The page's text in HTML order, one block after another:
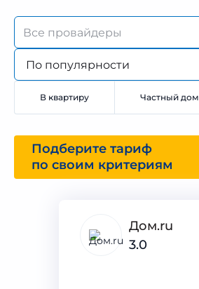
По популярности
В квартиру Частный дом
Подберите тариф
по своим критериям
Дом.ru
3.0